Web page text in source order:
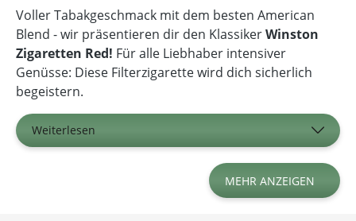
Voller Tabakgeschmack mit dem besten American
Blend - wir präsentieren dir den KlassikerWinston
Zigaretten Red! Für alle Liebhaber intensiver
Genüsse: Diese Filterzigarette wird dich sicherlich
begeistern.
Weiterlesen
MEHR ANZEIGEN